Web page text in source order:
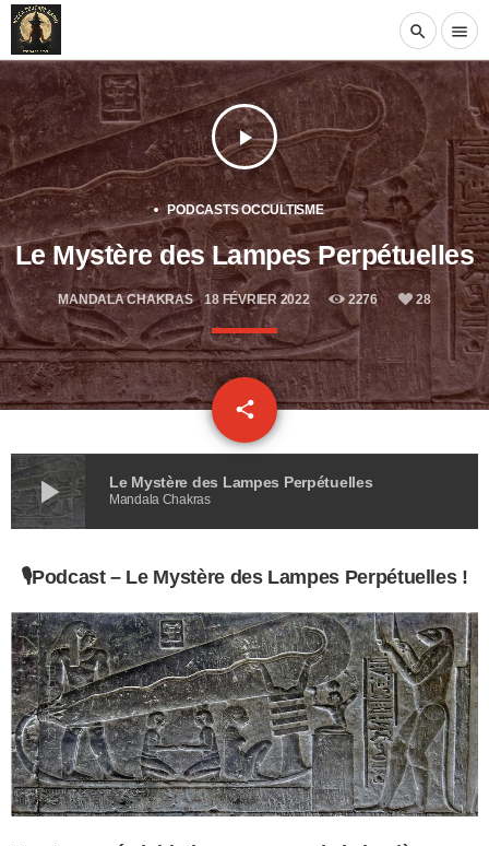
search menu
play_arrow
PODCASTS OCCULTISME
Le Mystère des Lampes Perpétuelles
MANDALA CHAKRAS 18 FÉVRIER 2022 2276 28
share
email
play_arrow Le Mystère des Lampes Perpétuelles
Mandala Chakras
🎙️Podcast –Le Mystère des Lampes Perpétuelles !